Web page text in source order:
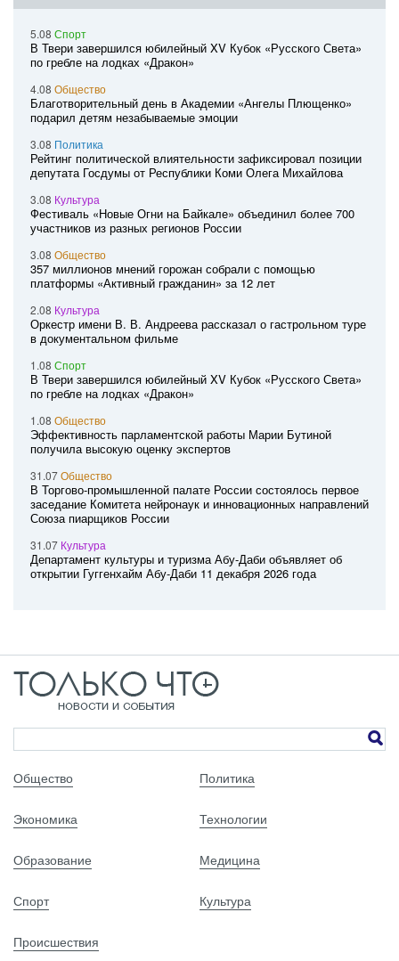
5.08 Спорт
В Твери завершился юбилейный XV Кубок «Русского Света»
по гребле на лодках «Дракон»
4.08 Общество
Благотворительный день в Академии «Ангелы Плющенко»
подарил детям незабываемые эмоции
3.08 Политика
Рейтинг политической влиятельности зафиксировал позиции
депутата Госдумы от Республики Коми Олега Михайлова
3.08 Культура
Фестиваль «Новые Огни на Байкале» объединил более 700
участников из разных регионов России
3.08 Общество
357 миллионов мнений горожан собрали с помощью
платформы «Активный гражданин» за 12 лет
2.08 Культура
Оркестр имени В. В. Андреева рассказал о гастрольном туре
в документальном фильме
1.08 Спорт
В Твери завершился юбилейный XV Кубок «Русского Света»
по гребле на лодках «Дракон»
1.08 Общество
Эффективность парламентской работы Марии Бутиной
получила высокую оценку экспертов
31.07Общество
В Торгово-промышленной палате России состоялось первое
заседание Комитета нейронаук и инновационных направлений
Союза пиарщиков России
31.07 Культура
Департамент культуры и туризма Абу-Даби объявляет об
открытии Гуггенхайм Абу-Даби 11 декабря 2026 года
Общество Политика
Экономика Технологии
Образование Медицина
Спорт Культура
Происшествия